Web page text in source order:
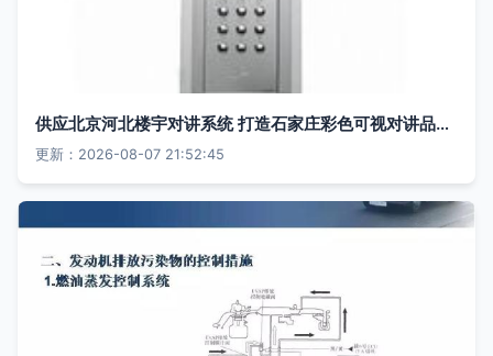
供应北京河北楼宇对讲系统 打造石家庄彩色可视对讲品牌新标杆
更新：2026-08-07 21:52:45